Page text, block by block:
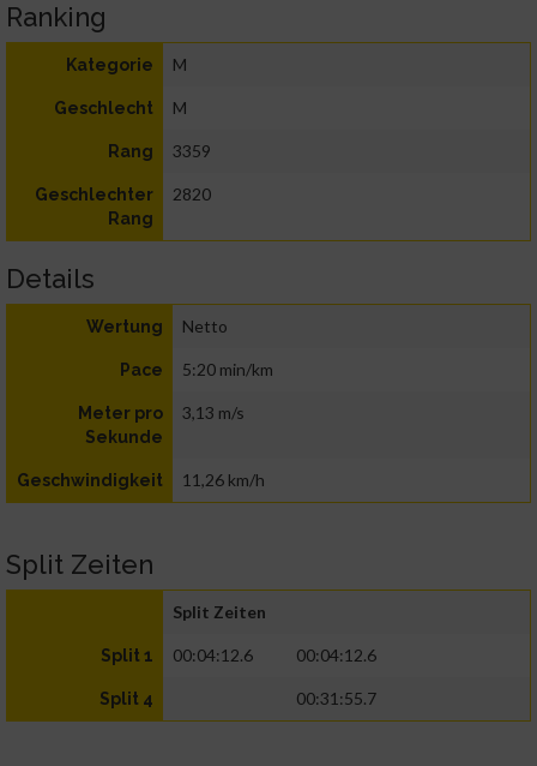
Ranking
Kategorie M
Geschlecht M
Rang 3359
Geschlechter
Rang
2820
Details
Wertung Netto
Pace 5:20 min/km
Meter pro
Sekunde
3,13 m/s
Geschwindigkeit 11,26 km/h
Split Zeiten
Split Zeiten
Split 1 00:04:12.6 00:04:12.6
Split 4 00:31:55.7